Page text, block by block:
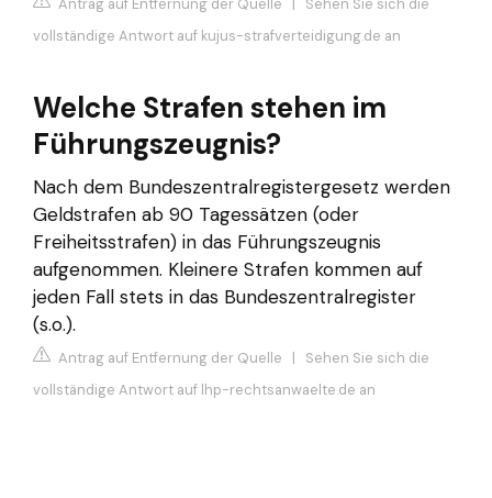
Antrag auf Entfernung der Quelle | Sehen Sie sich die
vollständige Antwort auf kujus-strafverteidigung.de an
Welche Strafen stehen im
Führungszeugnis?
Nach dem Bundeszentralregistergesetz werden
Geldstrafen ab 90 Tagessätzen (oder
Freiheitsstrafen) in das Führungszeugnis
aufgenommen. Kleinere Strafen kommen auf
jeden Fall stets in das Bundeszentralregister
(s.o.).
Antrag auf Entfernung der Quelle | Sehen Sie sich die
vollständige Antwort auf lhp-rechtsanwaelte.de an